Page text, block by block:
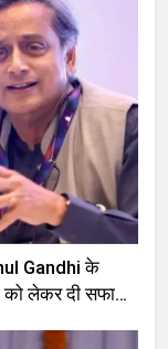
Gandhi के
को लेकर दी सफाई,